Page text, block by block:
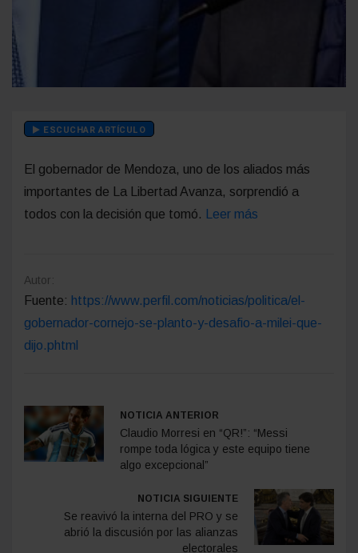
ESCUCHAR ARTÍCULO
El gobernador de Mendoza, uno de los aliados más
importantes de La Libertad Avanza, sorprendió a
todos con la decisión que tomó.
Leer más
Autor:
Fuente: https://www.perfil.com/noticias/politica/el-
gobernador-cornejo-se-planto-y-desafio-a-milei-que-
dijo.phtml
NOTICIA ANTERIOR
Claudio Morresi en “QR!”: “Messi
rompe toda lógica y este equipo tiene
algo excepcional”
NOTICIA SIGUIENTE
Se reavivó la interna del PRO y se
abrió la discusión por las alianzas
electorales